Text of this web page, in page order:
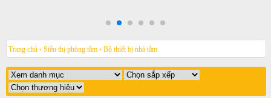
Trang chủ › Siêu thị phòng tắm › Bộ thiết bị nhà tắm